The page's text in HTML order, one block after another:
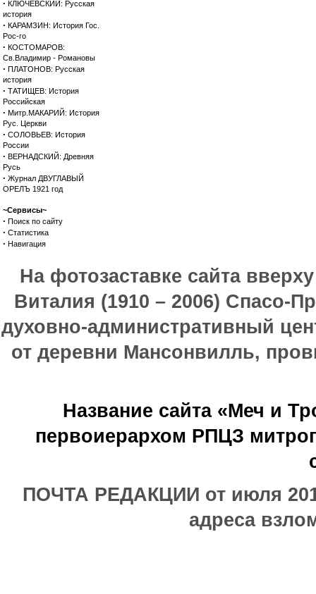
· КЛЮЧЕВСКИЙ: Русская
история
· КАРАМЗИН: История Гос.
Рос-го
· КОСТОМАРОВ:
Св.Владимир - Романовы
· ПЛАТОНОВ: Русская
история
· ТАТИЩЕВ: История
Российская
· Митр.МАКАРИЙ: История
Рус. Церкви
· СОЛОВЬЕВ: История
России
· ВЕРНАДСКИЙ: Древняя
Русь
· Журнал ДВУГЛАВЫЙ
ОРЕЛЪ 1921 год
~Сервисы~
· Поиск по сайту
· Статистика
· Навигация
На фотозаставке сайта
Виталия (1910 – 2006) Спасо-
духовно-административный
от деревни Мансонвилль,
Название сайта «Меч и
первоиерархом РПЦЗ
ПОЧТА РЕДАКЦИИ от июля
адреса